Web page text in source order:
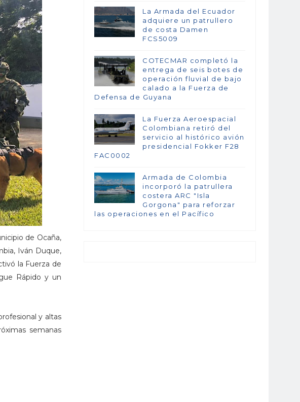
de Ocaña,
Iván Duque,
la Fuerza de
Rápido y un
y altas
semanas
La Armada del Ecuador
adquiere un patrullero
de costa Damen
FCS5009
COTECMAR completó la
entrega de seis botes de
operación fluvial de bajo
calado a la Fuerza de
Defensa de Guyana
La Fuerza Aeroespacial
Colombiana retiró del
servicio al histórico avión
presidencial Fokker F28
FAC0002
Armada de Colombia
incorporó la patrullera
costera ARC "Isla
Gorgona" para reforzar
las operaciones en el Pacífico